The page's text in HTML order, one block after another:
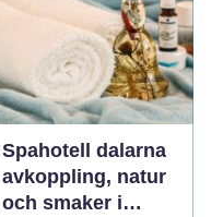
Spahotell dalarna
avkoppling, natur
och smaker i